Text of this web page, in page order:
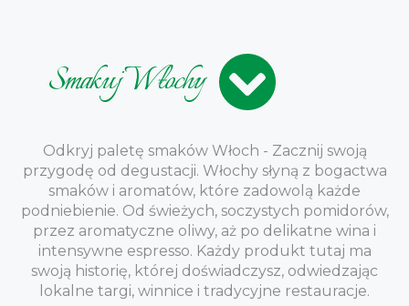
Smakuj Włochy
Odkryj paletę smaków Włoch - Zacznij swoją
przygodę od degustacji. Włochy słyną z bogactwa
smaków i aromatów, które zadowolą każde
podniebienie. Od świeżych, soczystych pomidorów,
przez aromatyczne oliwy, aż po delikatne wina i
intensywne espresso. Każdy produkt tutaj ma
swoją historię, której doświadczysz, odwiedzając
lokalne targi, winnice i tradycyjne restauracje.